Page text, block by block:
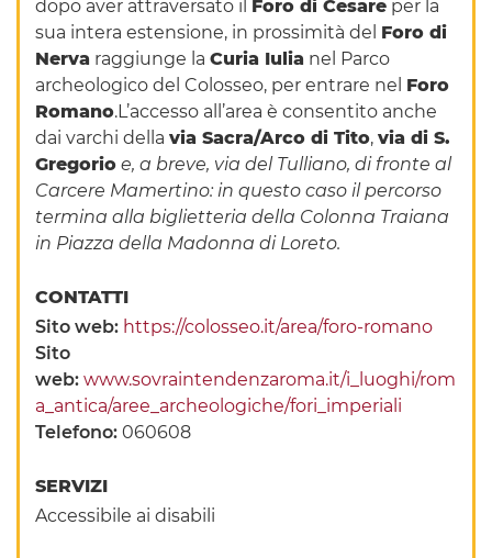
dopo aver attraversato il Foro di Cesare per la
sua intera estensione, in prossimità del Foro di
Nerva raggiunge laCuria Iulia nel Parco
archeologico del Colosseo, per entrare nel Foro
Romano.L’accesso all’area è consentito anche
dai varchi dellavia Sacra/Arco di Tito,via di S.
Gregorio e, a breve, via del Tulliano, di fronte al
Carcere Mamertino: in questo caso il percorso
termina alla biglietteria della Colonna Traiana
in Piazza della Madonna di Loreto.
CONTATTI
Sito web: https://colosseo.it/area/foro-romano
Sito
web:www.sovraintendenzaroma.it/i_luoghi/rom
a_antica/aree_archeologiche/fori_imperiali
Telefono:060608
SERVIZI
Accessibile ai disabili